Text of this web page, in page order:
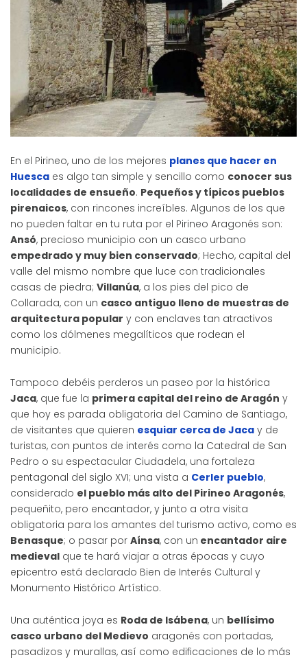
En el Pirineo, uno de los mejores planes que hacer en
Huesca es algo tan simple y sencillo como conocer sus
localidades de ensueño. Pequeños y típicos pueblos
pirenaicos, con rincones increíbles. Algunos de los que
no pueden faltar en tu ruta por el Pirineo Aragonés son:
Ansó, precioso municipio con un casco urbano
empedrado y muy bien conservado; Hecho, capital del
valle del mismo nombre que luce con tradicionales
casas de piedra; Villanúa, a los pies del pico de
Collarada, con un casco antiguo lleno de muestras de
arquitectura popular y con enclaves tan atractivos
como los dólmenes megalíticos que rodean el
municipio.
Tampoco debéis perderos un paseo por la histórica
Jaca, que fue la primera capital del reino de Aragón y
que hoy es parada obligatoria del Camino de Santiago,
de visitantes que quieren esquiar cerca de Jaca y de
turistas, con puntos de interés como la Catedral de San
Pedro o su espectacular Ciudadela, una fortaleza
pentagonal del siglo XVI; una vista a Cerler pueblo,
considerado el pueblo más alto del Pirineo Aragonés,
pequeñito, pero encantador, y junto a otra visita
obligatoria para los amantes del turismo activo, como es
Benasque; o pasar por Aínsa, con un encantador aire
medieval que te hará viajar a otras épocas y cuyo
epicentro está declarado Bien de Interés Cultural y
Monumento Histórico Artístico.
Una auténtica joya es Roda de Isábena, un bellísimo
casco urbano del Medievo aragonés con portadas,
pasadizos y murallas, así como edificaciones de lo más